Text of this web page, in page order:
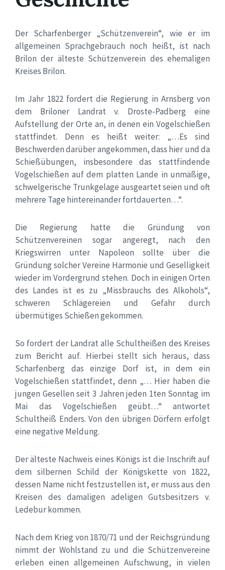
Der Scharfenberger „Schützenverein“, wie er im
allgemeinen Sprachgebrauch noch heißt, ist nach
Brilon der älteste Schützenverein des ehemaligen
Kreises Brilon.
Im Jahr 1822 fordert die Regierung in Arnsberg von
dem Briloner Landrat v. Droste-Padberg eine
Aufstellung der Orte an, in denen ein Vogelschießen
stattfindet. Denn es heißt weiter: „…Es sind
Beschwerden darüber angekommen, dass hier und da
Schießübungen, insbesondere das stattfindende
Vogelschießen auf dem platten Lande in unmäßige,
schwelgerische Trunkgelage ausgeartet seien und oft
mehrere Tage hintereinander fortdauerten…“.
Die Regierung hatte die Gründung von
Schützenvereinen sogar angeregt, nach den
Kriegswirren unter Napoleon sollte über die
Gründung solcher Vereine Harmonie und Geselligkeit
wieder im Vordergrund stehen. Doch in einigen Orten
des Landes ist es zu „Missbrauchs des Alkohols“,
schweren Schlägereien und Gefahr durch
übermütiges Schießen gekommen.
So fordert der Landrat alle Schultheißen des Kreises
zum Bericht auf. Hierbei stellt sich heraus, dass
Scharfenberg das einzige Dorf ist, in dem ein
Vogelschießen stattfindet, denn „… Hier haben die
jungen Gesellen seit 3 Jahren jeden 1ten Sonntag im
Mai das Vogelschießen geübt…“ antwortet
Schultheiß Enders. Von den übrigen Dörfern erfolgt
eine negative Meldung.
Der älteste Nachweis eines Königs ist die Inschrift auf
dem silbernen Schild der Königskette von 1822,
dessen Name nicht festzustellen ist, er muss aus den
Kreisen des damaligen adeligen Gutsbesitzers v.
Ledebur kommen.
Nach dem Krieg von 1870/71 und der Reichsgründung
nimmt der Wohlstand zu und die Schützenvereine
erleben einen allgemeinen Aufschwung, in vielen